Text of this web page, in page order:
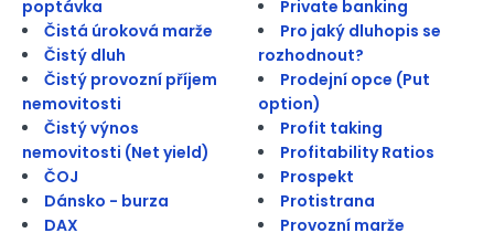
poptávka
Čistá úroková marže
Čistý dluh
Čistý provozní příjem
nemovitosti
Čistý výnos
nemovitosti (Net yield)
ČOJ
Dánsko - burza
DAX
Private banking
Pro jaký dluhopis se
rozhodnout?
Prodejní opce (Put
option)
Profit taking
Profitability Ratios
Prospekt
Protistrana
Provozní marže